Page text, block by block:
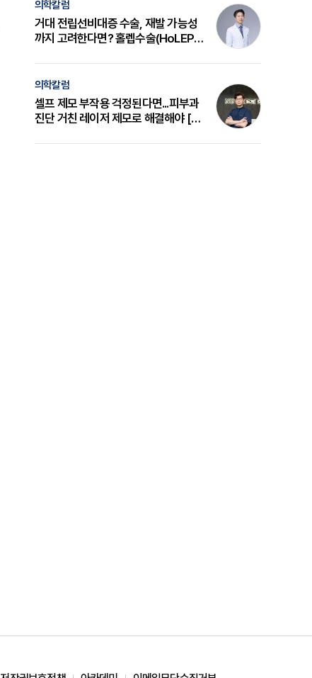
의학칼럼
거대 전립선비대증 수술, 재발 가능성
까지 고려한다면? 홀렙수술(HoLEP)
의학칼럼
셀프 제모 부작용 걱정된다면...피부과
진단 거친 레이저 제모로 해결해야 [변